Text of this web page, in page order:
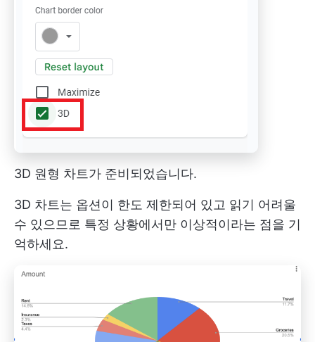
3D 원형 차트가 준비되었습니다.
3D 차트는 옵션이 한도 제한되어 있고 읽기 어려울
수 있으므로 특정 상황에서만 이상적이라는 점을 기
억하세요.